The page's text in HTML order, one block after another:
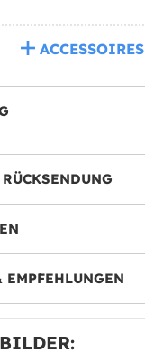
ACCESSOIRES
EMPFEHLUNGEN